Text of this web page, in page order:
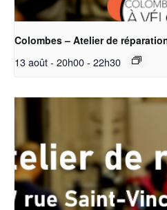
Colombes – Atelier de
13 août - 20h00- 22h30